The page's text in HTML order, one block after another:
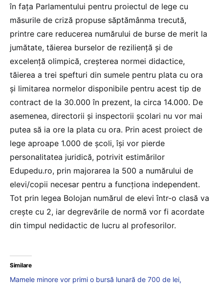
în fața Parlamentului pentru proiectul de lege cu
măsurile de criză propuse săptămânma trecută,
printre care reducerea numărului de burse de merit la
jumătate, tăierea burselor de reziliență și de
excelență olimpică, creșterea normei didactice,
tăierea a trei spefturi din sumele pentru plata cu ora
și limitarea normelor disponibile pentru acest tip de
contract de la 30.000 în prezent, la circa 14.000. De
asemenea, directorii și inspectorii școlari nu vor mai
putea să ia ore la plata cu ora. Prin acest proiect de
lege aproape 1.000 de școli, își vor pierde
personalitatea juridică, potrivit estimărilor
Edupedu.ro, prin majorarea la 500 a numărului de
elevi/copii necesar pentru a funcționa independent.
Tot prin legea Bolojan numărul de elevi într-o clasă va
crește cu 2, iar degrevările de normă vor fi acordate
din timpul nedidactic de lucru al profesorilor.
Similare
Mamele minore vor primi o bursă lunară de 700 de lei,